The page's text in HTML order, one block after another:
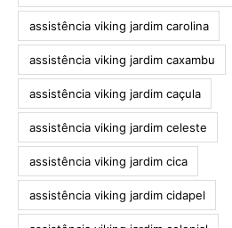
assistência viking jardim carolina
assistência viking jardim caxambu
assistência viking jardim caçula
assistência viking jardim celeste
assistência viking jardim cica
assistência viking jardim cidapel